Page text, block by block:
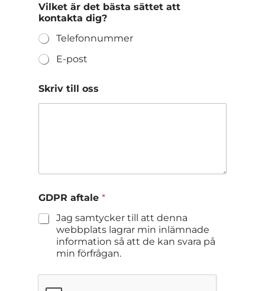
Vilket är det bästa sättet att
kontakta dig?
Telefonnummer
E-post
Skriv till oss
GDPR aftale *
Jag samtycker till att denna
webbplats lagrar min inlämnade
information så att de kan svara på
min förfrågan.